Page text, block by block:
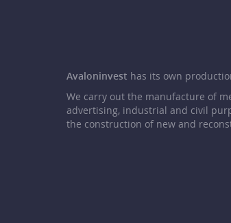
Avaloninvest has its own
We carry out the manufacture of
advertising, industrial and civil
the construction of new and